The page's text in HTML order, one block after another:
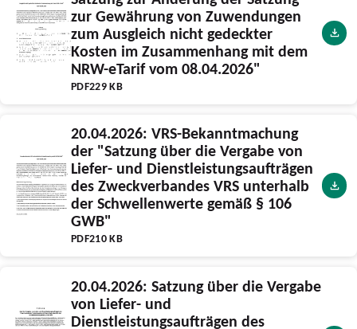
zur Gewährung von Zuwendungen
zum Ausgleich nicht gedeckter
Kosten im Zusammenhang mit dem
NRW-eTarif vom 08.04.2026"
PDF229 KB
20.04.2026: VRS-Bekanntmachung
der "Satzung über die Vergabe von
Liefer- und Dienstleistungsaufträgen
des Zweckverbandes VRS unterhalb
der Schwellenwerte gemäß § 106
GWB"
PDF210 KB
20.04.2026: Satzung über die Vergabe
von Liefer- und
Dienstleistungsaufträgen des